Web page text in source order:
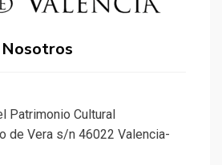
Patrimonio Cultural
de Vera s/n 46022 Valencia-